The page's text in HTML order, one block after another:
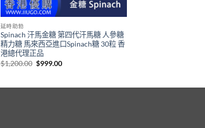
延時助勃
Spinach 汗馬金糖 第四代汗馬糖 人參糖
精力糖 馬來西亞進口Spinach糖 30粒 香
港總代理正品
$1,200.00 Original
$999.00Current